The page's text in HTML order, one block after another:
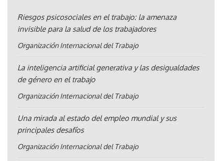
Riesgos psicosociales en el trabajo: la amenaza
invisible para la salud de los trabajadores
Organización Internacional del Trabajo
La inteligencia artificial generativa y las desigualdades
de género en el trabajo
Organización Internacional del Trabajo
Una mirada al estado del empleo mundial y sus
principales desafíos
Organización Internacional del Trabajo